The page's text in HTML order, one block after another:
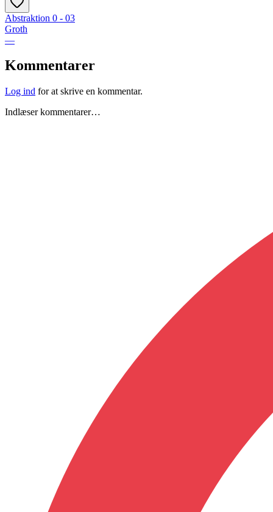
Abstraktion 0 - 03
Groth
—
Kommentarer
Log ind for at skrive en kommentar.
Indlæser kommentarer…